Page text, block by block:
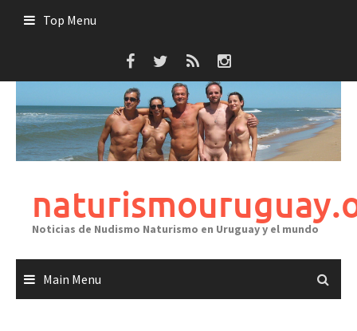
Top Menu
Noticias de Nudismo Naturismo en Uruguay y el mundo
Main Menu